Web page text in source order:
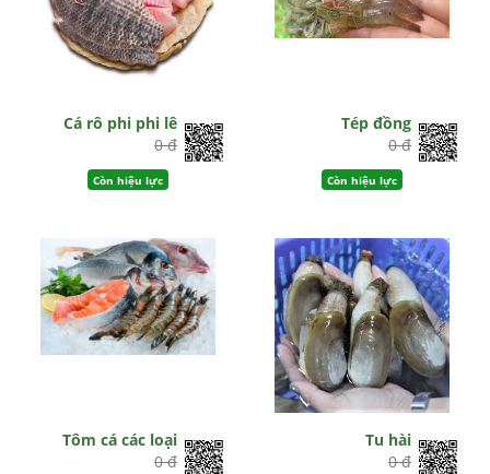
Cá rô phi phi lê
0 đ
Còn hiệu lực
Tép đồng
0 đ
Còn hiệu lực
Tôm cá các loại
0 đ
Tu hài
0 đ